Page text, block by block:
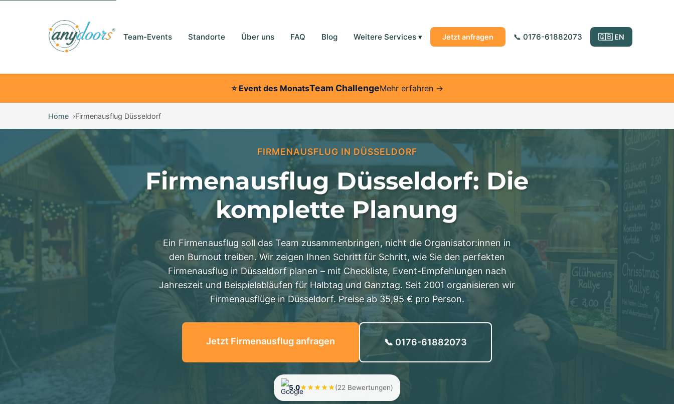
Team-Events Standorte Über uns FAQ Blog Weitere Services ▾ Jetzt anfragen 📞 0176-61882073 🇬🇧 EN
⭐ Event des MonatsTeam ChallengeMehr erfahren →
Home Firmenausflug Düsseldorf
FIRMENAUSFLUG IN DÜSSELDORF
Firmenausflug Düsseldorf: Die
komplette Planung
Ein Firmenausflug soll das Team zusammenbringen, nicht die Organisator:innen in
den Burnout treiben. Wir zeigen Ihnen Schritt für Schritt, wie Sie den perfekten
Firmenausflug in Düsseldorf planen – mit Checkliste, Event-Empfehlungen nach
Jahreszeit und Beispielabläufen für Halbtag und Ganztag. Seit 2001 organisieren wir
Firmenausflüge in Düsseldorf. Preise ab 35,95 € pro Person.
Jetzt Firmenausflug anfragen 📞 0176-61882073
5.0★★★★★(22 Bewertungen)